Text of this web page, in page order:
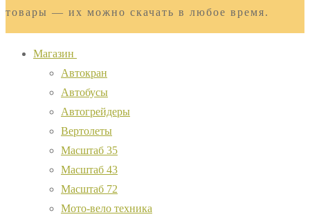
товары — их можно скачать в любое время.
Магазин
Автокран
Автобусы
Автогрейдеры
Вертолеты
Масштаб 35
Масштаб 43
Масштаб 72
Мото-вело техника